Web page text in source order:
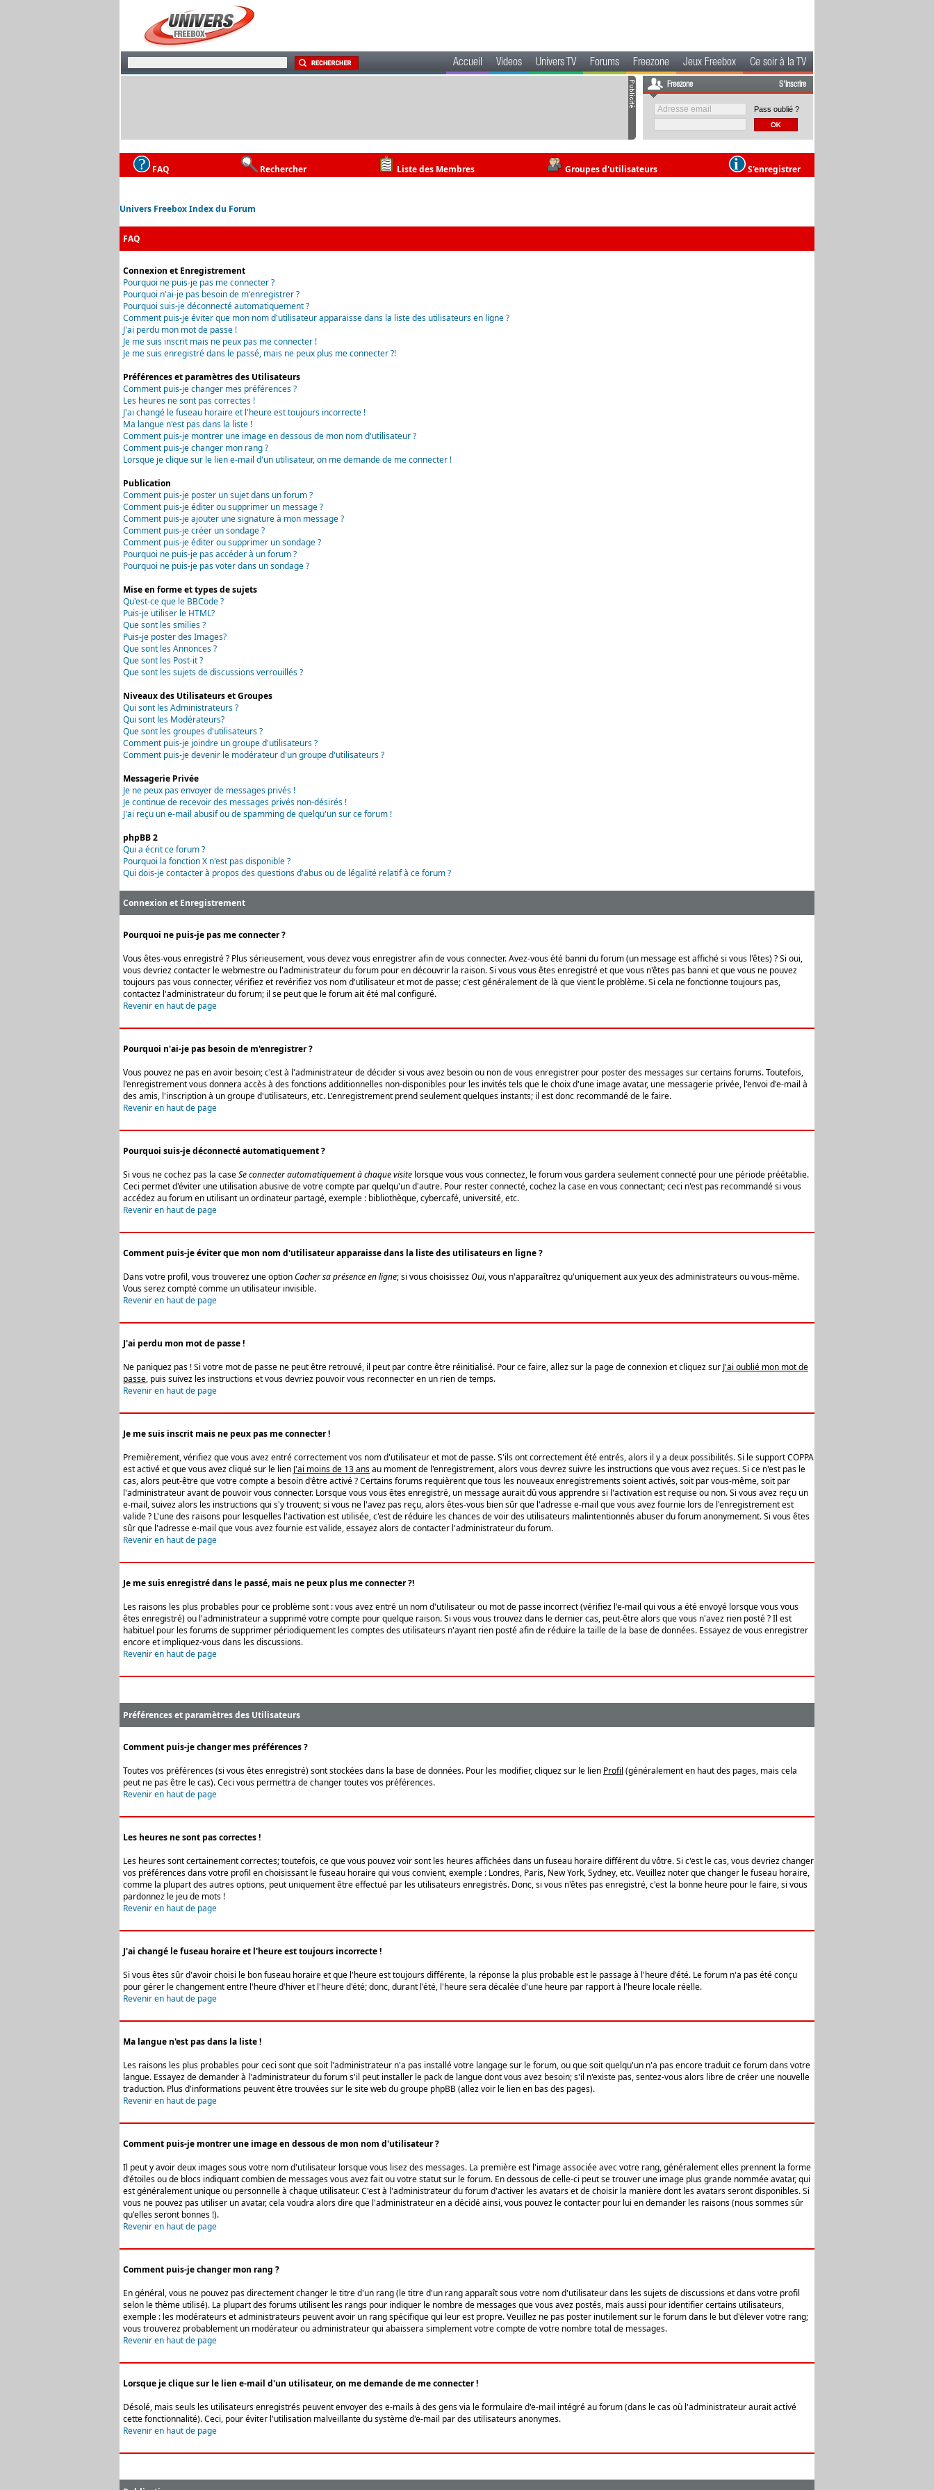
Accueil Videos Univers TV Forums Freezone Jeux Freebox Ce soir à la TV
Freezone S'inscrire
Pass oublié ?
FAQ Rechercher Liste des Membres Groupes d'utilisateurs S'enregistrer
Univers Freebox Index du Forum
FAQ
Connexion et Enregistrement
Pourquoi ne puis-je pas me connecter ?
Pourquoi n'ai-je pas besoin de m'enregistrer ?
Pourquoi suis-je déconnecté automatiquement ?
Comment puis-je éviter que mon nom d'utilisateur apparaisse dans la liste des utilisateurs en ligne ?
J'ai perdu mon mot de passe !
Je me suis inscrit mais ne peux pas me connecter !
Je me suis enregistré dans le passé, mais ne peux plus me connecter ?!
Préférences et paramètres des Utilisateurs
Comment puis-je changer mes préférences ?
Les heures ne sont pas correctes !
J'ai changé le fuseau horaire et l'heure est toujours incorrecte !
Ma langue n'est pas dans la liste !
Comment puis-je montrer une image en dessous de mon nom d'utilisateur ?
Comment puis-je changer mon rang ?
Lorsque je clique sur le lien e-mail d'un utilisateur, on me demande de me connecter !
Publication
Comment puis-je poster un sujet dans un forum ?
Comment puis-je éditer ou supprimer un message ?
Comment puis-je ajouter une signature à mon message ?
Comment puis-je créer un sondage ?
Comment puis-je éditer ou supprimer un sondage ?
Pourquoi ne puis-je pas accéder à un forum ?
Pourquoi ne puis-je pas voter dans un sondage ?
Mise en forme et types de sujets
Qu'est-ce que le BBCode ?
Puis-je utiliser le HTML?
Que sont les smilies ?
Puis-je poster des Images?
Que sont les Annonces ?
Que sont les Post-it ?
Que sont les sujets de discussions verrouillés ?
Niveaux des Utilisateurs et Groupes
Qui sont les Administrateurs ?
Qui sont les Modérateurs?
Que sont les groupes d'utilisateurs ?
Comment puis-je joindre un groupe d'utilisateurs ?
Comment puis-je devenir le modérateur d'un groupe d'utilisateurs ?
Messagerie Privée
Je ne peux pas envoyer de messages privés !
Je continue de recevoir des messages privés non-désirés !
J'ai reçu un e-mail abusif ou de spamming de quelqu'un sur ce forum !
phpBB 2
Qui a écrit ce forum ?
Pourquoi la fonction X n'est pas disponible ?
Qui dois-je contacter à propos des questions d'abus ou de légalité relatif à ce forum ?
Connexion et Enregistrement
Pourquoi ne puis-je pas me connecter ?
Vous êtes-vous enregistré ? Plus sérieusement, vous devez vous enregistrer afin de vous connecter. Avez-vous été banni du forum (un message est affiché si vous l'êtes) ? Si oui,
vous devriez contacter le webmestre ou l'administrateur du forum pour en découvrir la raison. Si vous vous êtes enregistré et que vous n'êtes pas banni et que vous ne pouvez
toujours pas vous connecter, vérifiez et revérifiez vos nom d'utilisateur et mot de passe; c'est généralement de là que vient le problème. Si cela ne fonctionne toujours pas,
contactez l'administrateur du forum; il se peut que le forum ait été mal configuré.
Revenir en haut de page
Pourquoi n'ai-je pas besoin de m'enregistrer ?
Vous pouvez ne pas en avoir besoin; c'est à l'administrateur de décider si vous avez besoin ou non de vous enregistrer pour poster des messages sur certains forums. Toutefois,
l'enregistrement vous donnera accès à des fonctions additionnelles non-disponibles pour les invités tels que le choix d'une image avatar, une messagerie privée, l'envoi d'e-mail à
des amis, l'inscription à un groupe d'utilisateurs, etc. L'enregistrement prend seulement quelques instants; il est donc recommandé de le faire.
Revenir en haut de page
Pourquoi suis-je déconnecté automatiquement ?
Si vous ne cochez pas la caseSe connecter automatiquement à chaque visite lorsque vous vous connectez, le forum vous gardera seulement connecté pour une période préétablie.
Ceci permet d'éviter une utilisation abusive de votre compte par quelqu'un d'autre. Pour rester connecté, cochez la case en vous connectant; ceci n'est pas recommandé si vous
accédez au forum en utilisant un ordinateur partagé, exemple : bibliothèque, cybercafé, université, etc.
Revenir en haut de page
Comment puis-je éviter que mon nom d'utilisateur apparaisse dans la liste des utilisateurs en ligne ?
Dans votre profil, vous trouverez une optionCacher sa présence en ligne; si vous choisissezOui, vous n'apparaîtrez qu'uniquement aux yeux des administrateurs ou vous-même.
Vous serez compté comme un utilisateur invisible.
Revenir en haut de page
J'ai perdu mon mot de passe !
Ne paniquez pas ! Si votre mot de passe ne peut être retrouvé, il peut par contre être réinitialisé. Pour ce faire, allez sur la page de connexion et cliquez sur J'ai oublié mon mot de
passe, puis suivez les instructions et vous devriez pouvoir vous reconnecter en un rien de temps.
Revenir en haut de page
Je me suis inscrit mais ne peux pas me connecter !
Premièrement, vérifiez que vous avez entré correctement vos nom d'utilisateur et mot de passe. S'ils ont correctement été entrés, alors il y a deux possibilités. Si le support COPPA
est activé et que vous avez cliqué sur le lien J'ai moins de 13 ansau moment de l'enregistrement, alors vous devrez suivre les instructions que vous avez reçues. Si ce n'est pas le
cas, alors peut-être que votre compte a besoin d'être activé ? Certains forums requièrent que tous les nouveaux enregistrements soient activés, soit par vous-même, soit par
l'administrateur avant de pouvoir vous connecter. Lorsque vous vous êtes enregistré, un message aurait dû vous apprendre si l'activation est requise ou non. Si vous avez reçu un
e-mail, suivez alors les instructions qui s'y trouvent; si vous ne l'avez pas reçu, alors êtes-vous bien sûr que l'adresse e-mail que vous avez fournie lors de l'enregistrement est
valide ? L'une des raisons pour lesquelles l'activation est utilisée, c'est de réduire les chances de voir des utilisateurs malintentionnés abuser du forum anonymement. Si vous êtes
sûr que l'adresse e-mail que vous avez fournie est valide, essayez alors de contacter l'administrateur du forum.
Revenir en haut de page
Je me suis enregistré dans le passé, mais ne peux plus me connecter ?!
Les raisons les plus probables pour ce problème sont : vous avez entré un nom d'utilisateur ou mot de passe incorrect (vérifiez l'e-mail qui vous a été envoyé lorsque vous vous
êtes enregistré) ou l'administrateur a supprimé votre compte pour quelque raison. Si vous vous trouvez dans le dernier cas, peut-être alors que vous n'avez rien posté ? Il est
habituel pour les forums de supprimer périodiquement les comptes des utilisateurs n'ayant rien posté afin de réduire la taille de la base de données. Essayez de vous enregistrer
encore et impliquez-vous dans les discussions.
Revenir en haut de page
Préférences et paramètres des Utilisateurs
Comment puis-je changer mes préférences ?
Toutes vos préférences (si vous êtes enregistré) sont stockées dans la base de données. Pour les modifier, cliquez sur le lien Profil (généralement en haut des pages, mais cela
peut ne pas être le cas). Ceci vous permettra de changer toutes vos préférences.
Revenir en haut de page
Les heures ne sont pas correctes !
Les heures sont certainement correctes; toutefois, ce que vous pouvez voir sont les heures affichées dans un fuseau horaire différent du vôtre. Si c'est le cas, vous devriez changer
vos préférences dans votre profil en choisissant le fuseau horaire qui vous convient, exemple : Londres, Paris, New York, Sydney, etc. Veuillez noter que changer le fuseau horaire,
comme la plupart des autres options, peut uniquement être effectué par les utilisateurs enregistrés. Donc, si vous n'êtes pas enregistré, c'est la bonne heure pour le faire, si vous
pardonnez le jeu de mots !
Revenir en haut de page
J'ai changé le fuseau horaire et l'heure est toujours incorrecte !
Si vous êtes sûr d'avoir choisi le bon fuseau horaire et que l'heure est toujours différente, la réponse la plus probable est le passage à l'heure d'été. Le forum n'a pas été conçu
pour gérer le changement entre l'heure d'hiver et l'heure d'été; donc, durant l'été, l'heure sera décalée d'une heure par rapport à l'heure locale réelle.
Revenir en haut de page
Ma langue n'est pas dans la liste !
Les raisons les plus probables pour ceci sont que soit l'administrateur n'a pas installé votre langage sur le forum, ou que soit quelqu'un n'a pas encore traduit ce forum dans votre
langue. Essayez de demander à l'administrateur du forum s'il peut installer le pack de langue dont vous avez besoin; s'il n'existe pas, sentez-vous alors libre de créer une nouvelle
traduction. Plus d'informations peuvent être trouvées sur le site web du groupe phpBB (allez voir le lien en bas des pages).
Revenir en haut de page
Comment puis-je montrer une image en dessous de mon nom d'utilisateur ?
Il peut y avoir deux images sous votre nom d'utilisateur lorsque vous lisez des messages. La première est l'image associée avec votre rang, généralement elles prennent la forme
d'étoiles ou de blocs indiquant combien de messages vous avez fait ou votre statut sur le forum. En dessous de celle-ci peut se trouver une image plus grande nommée avatar, qui
est généralement unique ou personnelle à chaque utilisateur. C'est à l'administrateur du forum d'activer les avatars et de choisir la manière dont les avatars seront disponibles. Si
vous ne pouvez pas utiliser un avatar, cela voudra alors dire que l'administrateur en a décidé ainsi, vous pouvez le contacter pour lui en demander les raisons (nous sommes sûr
qu'elles seront bonnes !).
Revenir en haut de page
Comment puis-je changer mon rang ?
En général, vous ne pouvez pas directement changer le titre d'un rang (le titre d'un rang apparaît sous votre nom d'utilisateur dans les sujets de discussions et dans votre profil
selon le thème utilisé). La plupart des forums utilisent les rangs pour indiquer le nombre de messages que vous avez postés, mais aussi pour identifier certains utilisateurs,
exemple : les modérateurs et administrateurs peuvent avoir un rang spécifique qui leur est propre. Veuillez ne pas poster inutilement sur le forum dans le but d'élever votre rang;
vous trouverez probablement un modérateur ou administrateur qui abaissera simplement votre compte de votre nombre total de messages.
Revenir en haut de page
Lorsque je clique sur le lien e-mail d'un utilisateur, on me demande de me connecter !
Désolé, mais seuls les utilisateurs enregistrés peuvent envoyer des e-mails à des gens via le formulaire d'e-mail intégré au forum (dans le cas où l'administrateur aurait activé
cette fonctionnalité). Ceci, pour éviter l'utilisation malveillante du système d'e-mail par des utilisateurs anonymes.
Revenir en haut de page